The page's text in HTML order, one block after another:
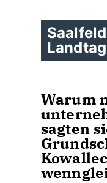
Landtag
Warum
sagten